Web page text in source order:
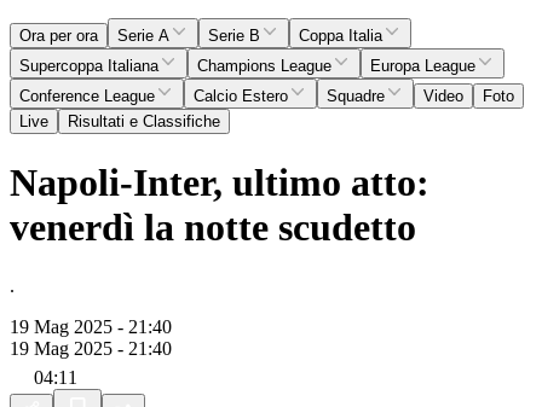
Ora per ora Serie A Serie B
Coppa Italia
Supercoppa Italiana
Champions League
Europa League
Conference League
Calcio Estero Squadre Video
Foto
Live
Risultati e Classifiche
Napoli-Inter, ultimo atto:
venerdì la notte scudetto
.
19 Mag 2025 - 21:40
19 Mag 2025 - 21:40
04:11